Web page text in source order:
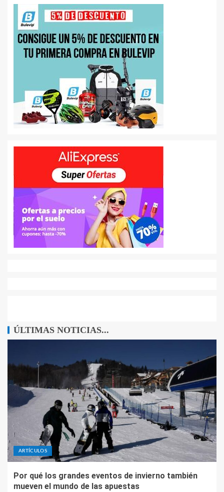
ÚLTIMAS NOTICIAS...
ARTÍCULOS
Por qué los grandes eventos de invierno también
mueven el mundo de las apuestas